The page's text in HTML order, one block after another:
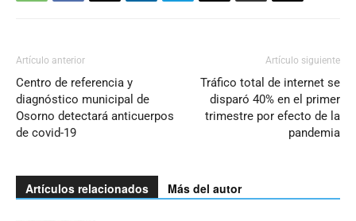
Artículo anterior
Centro de referencia y
diagnóstico municipal de
Osorno detectará anticuerpos
de covid-19
Artículo siguiente
Tráfico total de internet se
disparó 40% en el primer
trimestre por efecto de la
pandemia
Artículos relacionados Más del autor